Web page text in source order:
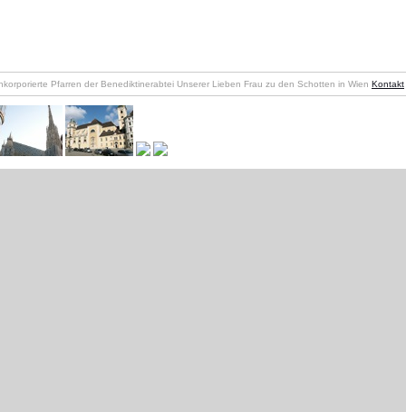
Pfarren der Benediktinerabtei Unserer Lieben Frau zu den Schotten in Wien Kontakt